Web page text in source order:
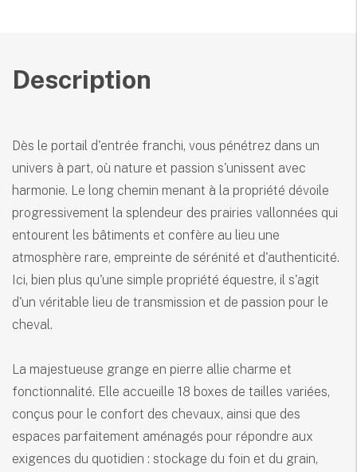
Description
Dès le portail d'entrée franchi, vous pénétrez dans un
univers à part, où nature et passion s'unissent avec
harmonie. Le long chemin menant à la propriété dévoile
progressivement la splendeur des prairies vallonnées qui
entourent les bâtiments et confère au lieu une
atmosphère rare, empreinte de sérénité et d'authenticité.
Ici, bien plus qu'une simple propriété équestre, il s'agit
d'un véritable lieu de transmission et de passion pour le
cheval.
La majestueuse grange en pierre allie charme et
fonctionnalité. Elle accueille 18 boxes de tailles variées,
conçus pour le confort des chevaux, ainsi que des
espaces parfaitement aménagés pour répondre aux
exigences du quotidien : stockage du foin et du grain,